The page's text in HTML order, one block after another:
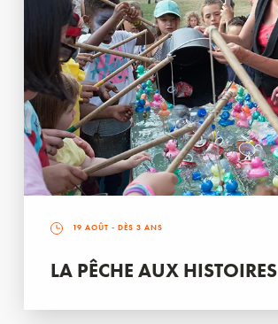
19 AOÛT - DÈS 3 ANS
LA PÊCHE AUX HISTOIRES